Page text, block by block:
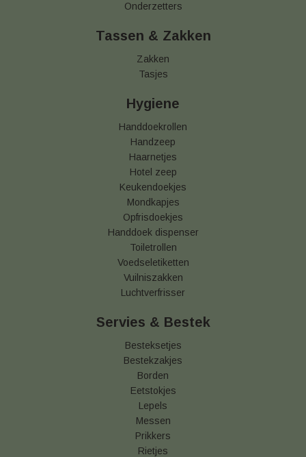
Onderzetters
Tassen & Zakken
Zakken
Tasjes
Hygiene
Handdoekrollen
Handzeep
Haarnetjes
Hotel zeep
Keukendoekjes
Mondkapjes
Opfrisdoekjes
Handdoek dispenser
Toiletrollen
Voedseletiketten
Vuilniszakken
Luchtverfrisser
Servies & Bestek
Besteksetjes
Bestekzakjes
Borden
Eetstokjes
Lepels
Messen
Prikkers
Rietjes